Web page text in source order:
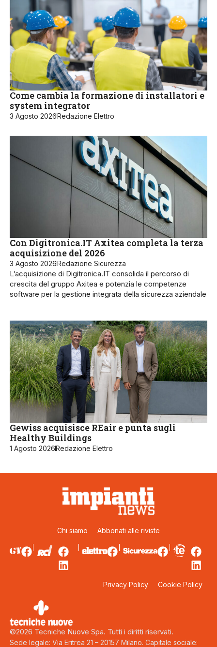
Come cambia la formazione di installatori e
system integrator
3 Agosto 2026Redazione Elettro
Con Digitronica.IT Axitea completa la terza
acquisizione del 2026
3 Agosto 2026Redazione Sicurezza
L’acquisizione di Digitronica.IT consolida il percorso di
crescita del gruppo Axitea e potenzia le competenze
software per la gestione integrata della sicurezza aziendale
Gewiss acquisisce REair e punta sugli
Healthy Buildings
1 Agosto 2026Redazione Elettro
Chi siamo Abbonati alle riviste
Privacy Policy Cookie Policy
©2026 Tecniche Nuove Spa. Tutti i diritti riservati.
Sede legale: Via Eritrea 21 – 20157 Milano. Capitale sociale: